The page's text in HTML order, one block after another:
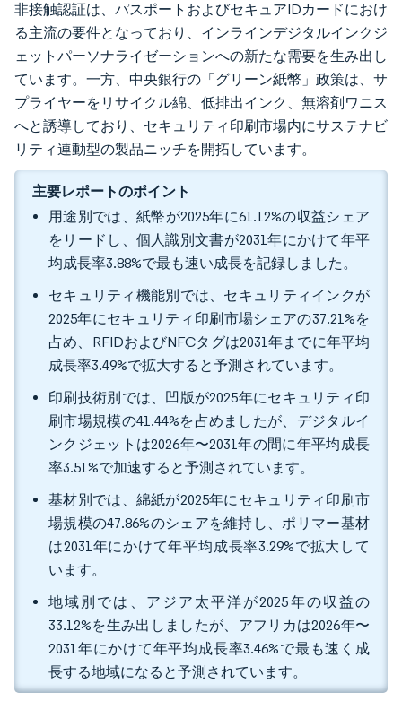
非接触認証は、パスポートおよびセキュアIDカードにおけ
る主流の要件となっており、インラインデジタルインクジ
ェットパーソナライゼーションへの新たな需要を生み出し
ています。一方、中央銀行の「グリーン紙幣」政策は、サ
プライヤーをリサイクル綿、低排出インク、無溶剤ワニス
へと誘導しており、セキュリティ印刷市場内にサステナビ
リティ連動型の製品ニッチを開拓しています。
主要レポートのポイント
用途別では、紙幣が2025年に61.12%の収益シェア
をリードし、個人識別文書が2031年にかけて年平
均成長率3.88%で最も速い成長を記録しました。
セキュリティ機能別では、セキュリティインクが
2025年にセキュリティ印刷市場シェアの37.21%を
占め、RFIDおよびNFCタグは2031年までに年平均
成長率3.49%で拡大すると予測されています。
印刷技術別では、凹版が2025年にセキュリティ印
刷市場規模の41.44%を占めましたが、デジタルイ
ンクジェットは2026年〜2031年の間に年平均成長
率3.51%で加速すると予測されています。
基材別では、綿紙が2025年にセキュリティ印刷市
場規模の47.86%のシェアを維持し、ポリマー基材
は2031年にかけて年平均成長率3.29%で拡大して
います。
地域別では、アジア太平洋が2025年の収益の
33.12%を生み出しましたが、アフリカは2026年〜
2031年にかけて年平均成長率3.46%で最も速く成
長する地域になると予測されています。